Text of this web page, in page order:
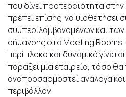
που δίνει προτεραιότητα
πρέπει επίσης, να υιοθετήσει
συμπεριλαμβανομένων και
σήμανσης στα Meeting
περίπλοκο και δυναμικό
παράξει μια εταιρεία, τόσο θα
αναπροσαρμοστεί ανάλογα
περιβάλλον.